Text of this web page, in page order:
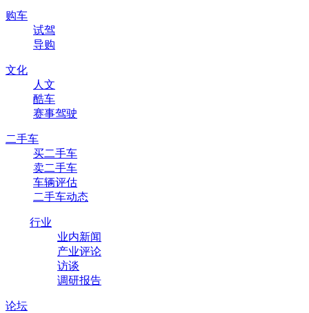
购车
试驾
导购
文化
人文
酷车
赛事驾驶
二手车
买二手车
卖二手车
车辆评估
二手车动态
行业
业内新闻
产业评论
访谈
调研报告
论坛